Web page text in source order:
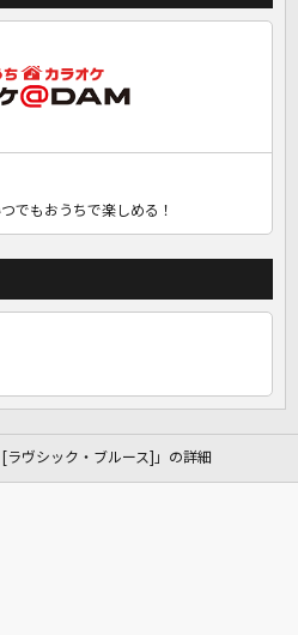
でもおうちで楽しめる！
ラヴシック・ブルース]」の詳細